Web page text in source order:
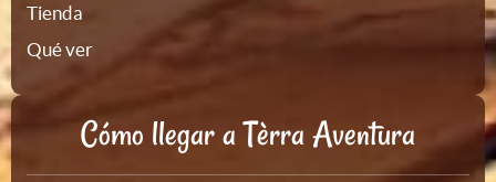
Tienda
Qué ver
Cómo llegar a Tèrra Aventura